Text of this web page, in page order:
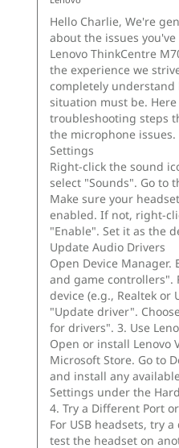
Secure Wipe 2.0
BIOS con función de
Protección USB inteligente
Software precargado
Lenovo AI Now
Lenovo AI Turbo Engine
Almacenamiento
Lenovo Vantage
McAfee LiveSafe™
Office 365 (versión de
Borrado seguro
Smart Connect
Windows 11 Home/Pro
Software descargable
Absolute Home & Office
Adobe
Adobe Element
Blancco
Bufferzone
Norton